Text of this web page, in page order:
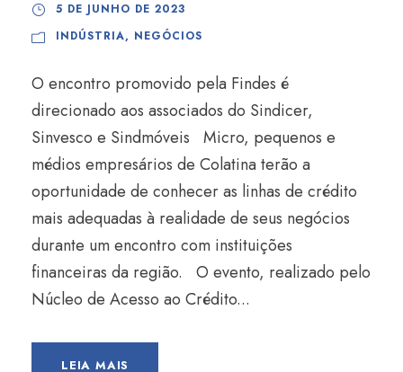
5 DE JUNHO DE 2023
INDÚSTRIA, NEGÓCIOS
O encontro promovido pela Findes é
direcionado aos associados do Sindicer,
Sinvesco e Sindmóveis Micro, pequenos e
médios empresários de Colatina terão a
oportunidade de conhecer as linhas de crédito
mais adequadas à realidade de seus negócios
durante um encontro com instituições
financeiras da região. O evento, realizado pelo
Núcleo de Acesso ao Crédito...
LEIA MAIS